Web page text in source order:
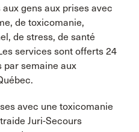
gens aux prises avec
de toxicomanie,
de stress, de santé
services sont offerts 24
par semaine aux
avec une toxicomanie
Juri-Secours